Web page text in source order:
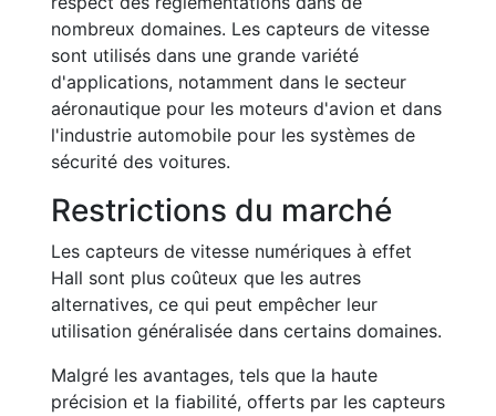
nombreux domaines. Les capteurs de vitesse
sont utilisés dans une grande variété
d'applications, notamment dans le secteur
aéronautique pour les moteurs d'avion et dans
l'industrie automobile pour les systèmes de
sécurité des voitures.
Restrictions du marché
Les capteurs de vitesse numériques à effet
Hall sont plus coûteux que les autres
alternatives, ce qui peut empêcher leur
utilisation généralisée dans certains domaines.
Malgré les avantages, tels que la haute
précision et la fiabilité, offerts par les capteurs